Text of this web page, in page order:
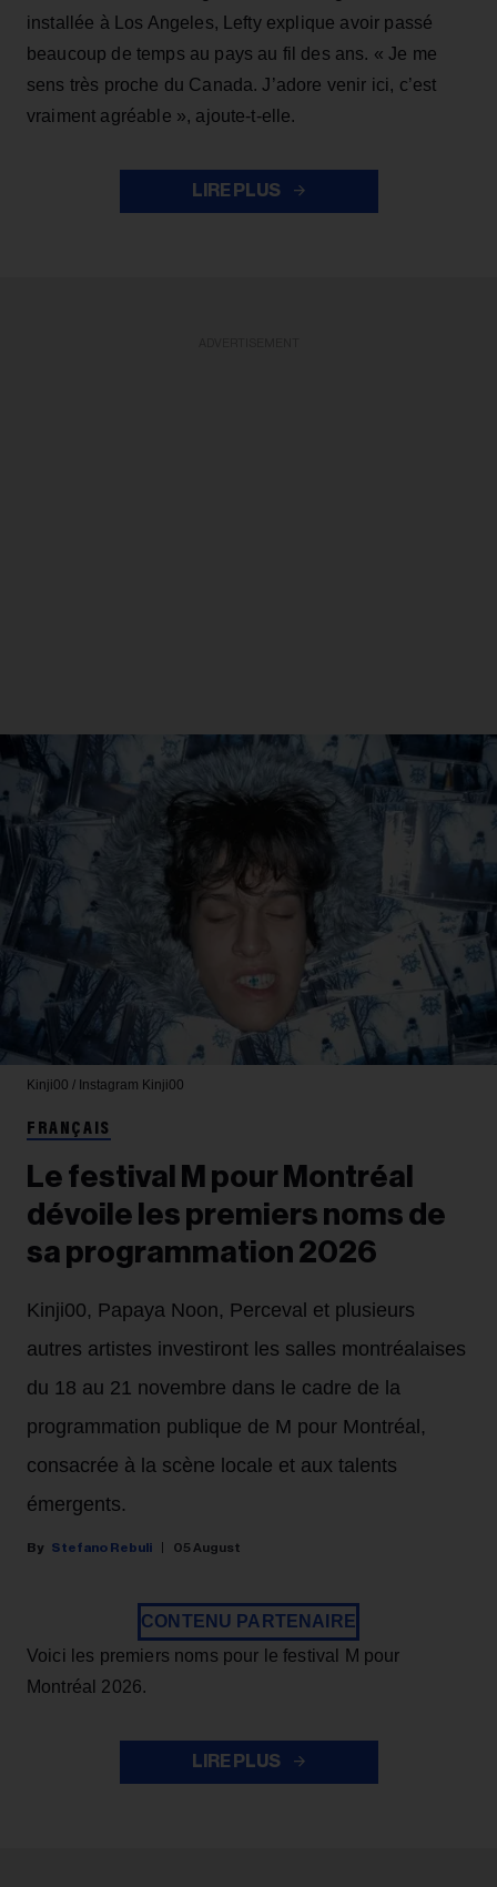
installée à Los Angeles, Lefty explique avoir passé
beaucoup de temps au pays au fil des ans. « Je me
sens très proche du Canada. J’adore venir ici, c’est
vraiment agréable », ajoute-t-elle.
LIRE PLUS
Kinji00 / Instagram Kinji00
FRANÇAIS
Le festival M pour Montréal
dévoile les premiers noms de
sa programmation 2026
Kinji00, Papaya Noon, Perceval et plusieurs
autres artistes investiront les salles montréalaises
du 18 au 21 novembre dans le cadre de la
programmation publique de M pour Montréal,
consacrée à la scène locale et aux talents
émergents.
Stefano Rebuli 05 August
CONTENU PARTENAIRE
Voici les premiers noms pour le festival M pour
Montréal 2026.
LIRE PLUS